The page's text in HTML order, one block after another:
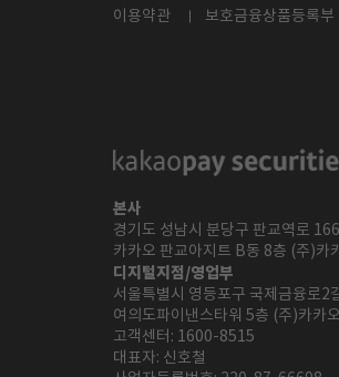
이용약관 보호금융상품등록부
본사
경기도 성남시 분당구 판교역로 166
카카오 판교아지트 B동 8층 (주)카
디지털지점/영업부
서울특별시 영등포구 국제금융로2
여의도파이낸스타워 5층 (주)카카
고객센터: 1600-8515
대표자: 신호철